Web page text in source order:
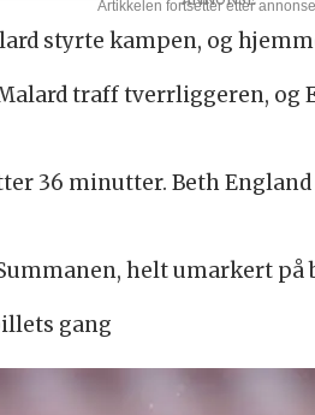
styrte kampen, og
traff tverrliggeren, og
36 minutter. Beth
helt umarkert på
gang